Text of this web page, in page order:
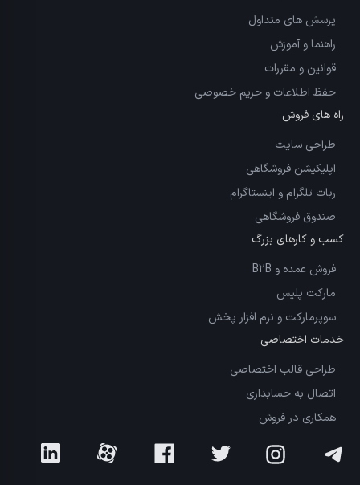
پرسش های متداول
راهنما و آموزش
قوانین و مقررات
حفظ اطلاعات و حریم خصوصی
راه های فروش
طراحی سایت
اپلیکیشن فروشگاهی
ربات تلگرام و اینستاگرام
صندوق فروشگاهی
کسب و کارهای بزرگ
فروش عمده و B2B
مارکت پلیس
سوپرمارکت و نرم افزار پخش
خدمات اختصاصی
طراحی قالب اختصاصی
اتصال به حسابداری
همکاری در فروش